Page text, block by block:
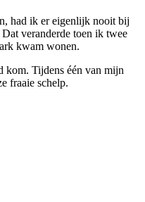
had ik er eigenlijk nooit bij
Dat veranderde toen ik twee
kwam wonen.
kom. Tijdens één van mijn
fraaie schelp.